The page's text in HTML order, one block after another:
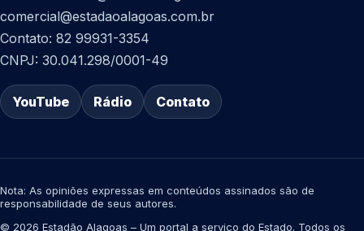
comercial@estadaoalagoas.com.br
Contato: 82 99931-3354
CNPJ: 30.041.298/0001-49
YouTube Rádio Contato
Nota: As opiniões expressas em conteúdos assinados são de
responsabilidade de seus autores.
© 2026 Estadão Alagoas – Um portal a serviço do Estado. Todos os